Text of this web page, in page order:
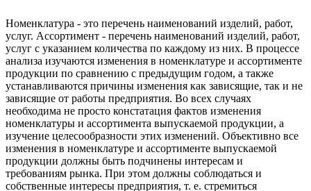
Номенклатура - это перечень наименований изделий, работ,
ус­луг. Ассортимент - перечень наименований изделий, работ,
услуг с указанием количества по каждому из них. В процессе
анализа изучаются изменения в номенклатуре и ассортименте
продукции по сравнению с предыдущим годом, а также
устанавливаются причины изменения как зависящие, так и не
зависящие от работы предпри­ятия. Во всех случаях
необходима не просто констатация фактов изменения
номенклатуры и ассортимента выпускаемой продукции, а
изучение целесообразности этих изменений. Объективно все
из­менения в номенклатуре и ассортименте выпускаемой
продукции должны быть подчинены интересам и
требованиям рынка. При этом должны соблюдаться и
собственные интересы предприятия, т. е. стремиться